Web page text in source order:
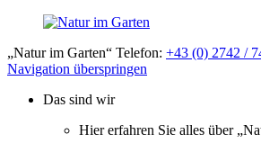
„Natur im Garten“ Telefon: +43 (0) 2742 /
Navigation überspringen
Das sind wir
Hier erfahren Sie alles über